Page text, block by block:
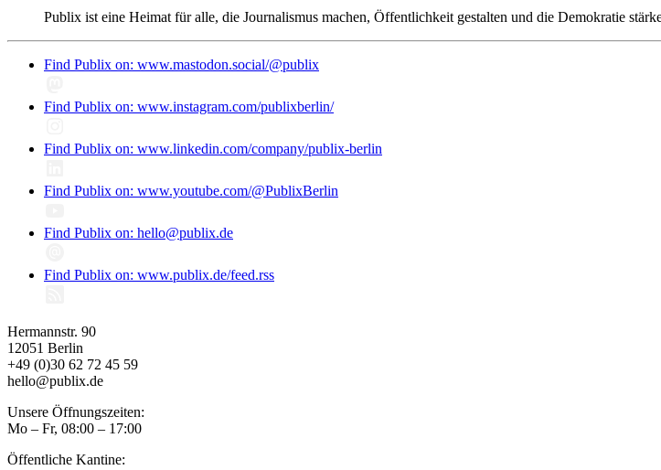
Publix ist eine Heimat für alle, die Journalismus machen, Öffentlichkeit gestalten und die Demokratie
Find Publix on: www.mastodon.social/@publix
Find Publix on: www.instagram.com/publixberlin/
Find Publix on: www.linkedin.com/company/publix-berlin
Find Publix on: www.youtube.com/@PublixBerlin
Find Publix on: hello@publix.de
Find Publix on: www.publix.de/feed.rss
Hermannstr. 90
12051 Berlin
+49 (0)30 62 72 45 59
hello@publix.de
Unsere Öffnungszeiten:
Mo – Fr, 08:00 – 17:00
Öffentliche Kantine: